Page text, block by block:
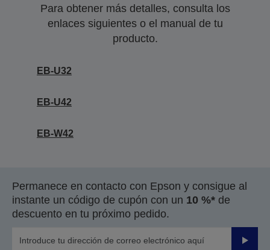
Para obtener más detalles, consulta los
enlaces siguientes o el manual de tu
producto.
EB-U32
EB-U42
EB-W42
Permanece en contacto con Epson y consigue al
instante un código de cupón con un 10 %* de
descuento en tu próximo pedido.
Enviar